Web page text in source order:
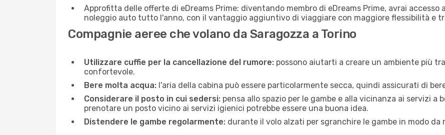
Approfitta delle offerte di eDreams Prime: diventando membro di eDreams Prime, avrai
noleggio auto tutto l'anno, con il vantaggio aggiuntivo di viaggiare con maggiore flessibilità e
Compagnie aeree che volano da Saragozza a Torino
Utilizzare cuffie per la cancellazione del rumore: possono aiutarti a creare un ambiente più
confortevole.
Bere molta acqua: l'aria della cabina può essere particolarmente secca, quindi assicurati di
Considerare il posto in cui sedersi: pensa allo spazio per le gambe e alla vicinanza ai servizi a
prenotare un posto vicino ai servizi igienici potrebbe essere una buona idea.
Distendere le gambe regolarmente: durante il volo alzati per sgranchire le gambe in modo